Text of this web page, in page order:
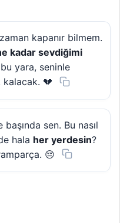
kapanır bilmem.
kadar sevdiğimi
yara, seninle
kalacak. 💔
sen. Bu nasıl
hala her yerdesin?
😔